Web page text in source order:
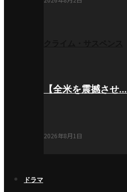
【全米を震撼させ…
2026年8月1日
ドラマ